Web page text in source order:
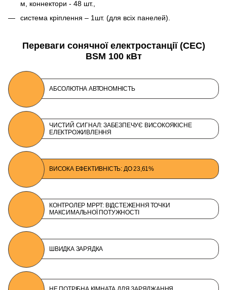
м, коннектори - 48 шт.,
система кріплення – 1шт. (для всіх панелей).
Переваги сонячної електростанції (СЕС)
BSM 100 кВт
АБСОЛЮТНА АВТОНОМНІСТЬ
ЧИСТИЙ СИГНАЛ: ЗАБЕЗПЕЧУЄ ВИСОКОЯКІСНЕ
ЕЛЕКТРОЖИВЛЕННЯ
ВИСОКА ЕФЕКТИВНІСТЬ: ДО 23,61%
КОНТРОЛЕР MPPT: ВІДСТЕЖЕННЯ ТОЧКИ
МАКСИМАЛЬНОЇ ПОТУЖНОСТІ
ШВИДКА ЗАРЯДКА